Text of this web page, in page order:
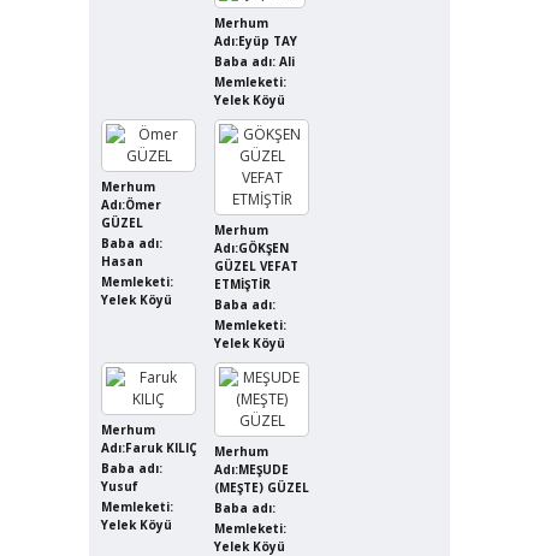
Merhum
Adı:Eyüp TAY
Baba adı: Ali
Memleketi:
Yelek Köyü
Merhum
Adı:Ömer
GÜZEL
Baba adı:
Hasan
Memleketi:
Yelek Köyü
Merhum
Adı:GÖKŞEN
GÜZEL VEFAT
ETMİŞTİR
Baba adı:
Memleketi:
Yelek Köyü
Merhum
Adı:Faruk KILIÇ
Baba adı:
Yusuf
Memleketi:
Yelek Köyü
Merhum
Adı:MEŞUDE
(MEŞTE) GÜZEL
Baba adı:
Memleketi:
Yelek Köyü